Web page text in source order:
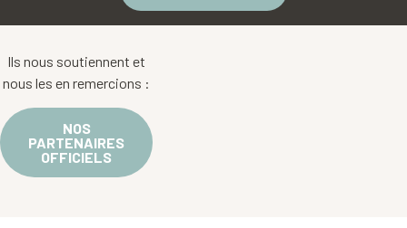
Ils nous soutiennent et
nous les en remercions :
NOS
PARTENAIRES
OFFICIELS